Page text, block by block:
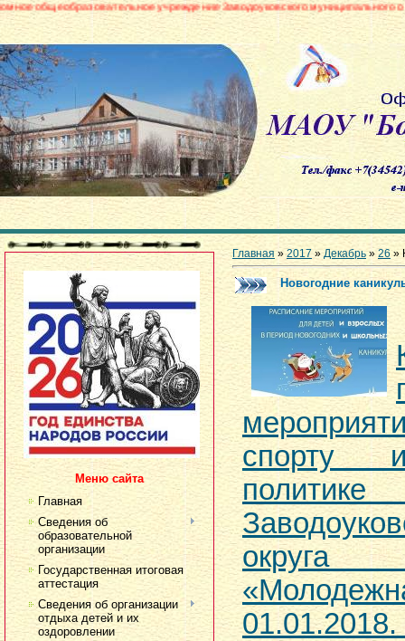
учреждение Заводоуковского муниципального округа
Меню сайта
Главная
Сведения об
образовательной
организации
Государственная итоговая
аттестация
Сведения об организации
отдыха детей и их
оздоровлении
Главная »2017 » Декабрь » 26 »
Новогодние
спорту
политике
округа
01.01.2018.